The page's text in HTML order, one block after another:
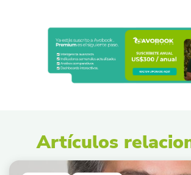
Artículos